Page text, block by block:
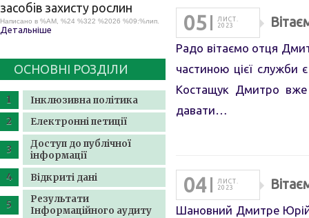
засобів захисту рослин
Написано в %AM, %24 %322 %2026 %09:%лип.
Детальніше
ОСНОВНІ РОЗДІЛИ
Інклюзивна політика
Електронні петиції
Доступ до публічної
інформації
Відкриті дані
Результати
Інформаційного аудиту
05
ЛИСТ.
2023
Радо вітаємо отця
частиною цієї служби
Костащук Дмитро вже
давати…
04
ЛИСТ.
2023
Шановний Дмитре